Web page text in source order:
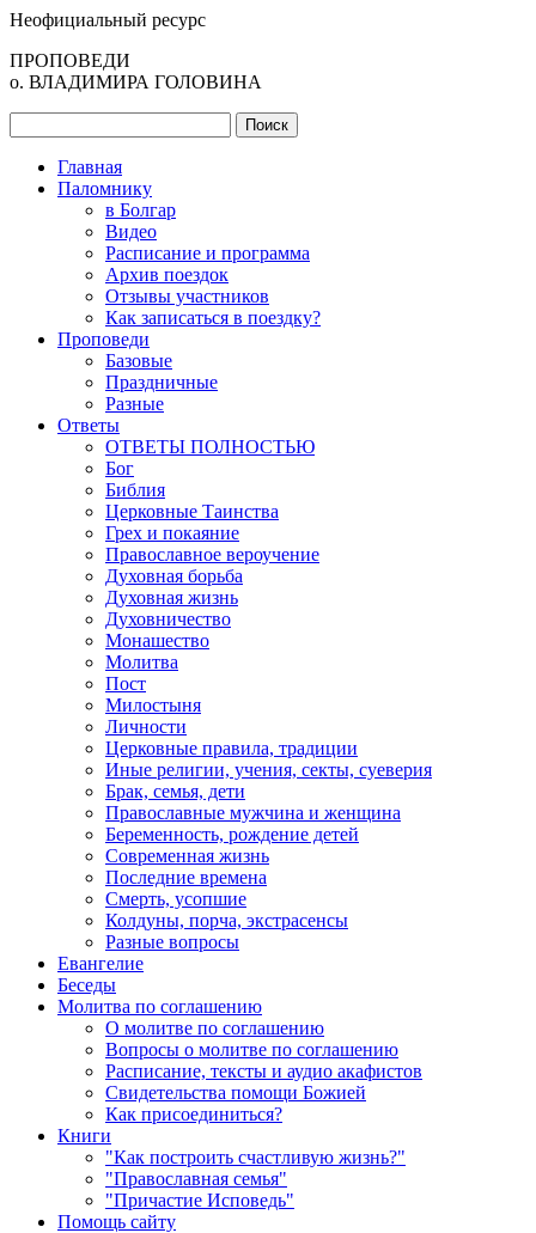
Неофициальный ресурс
ПРОПОВЕДИ
о. ВЛАДИМИРА ГОЛОВИНА
Главная
Паломнику
в Болгар
Видео
Расписание и программа
Архив поездок
Отзывы участников
Как записаться в поездку?
Проповеди
Базовые
Праздничные
Разные
Ответы
ОТВЕТЫ ПОЛНОСТЬЮ
Бог
Библия
Церковные Таинства
Грех и покаяние
Православное вероучение
Духовная борьба
Духовная жизнь
Духовничество
Монашество
Молитва
Пост
Милостыня
Личности
Церковные правила, традиции
Иные религии, учения, секты, суеверия
Брак, семья, дети
Православные мужчина и женщина
Беременность, рождение детей
Современная жизнь
Последние времена
Смерть, усопшие
Колдуны, порча, экстрасенсы
Разные вопросы
Евангелие
Беседы
Молитва по соглашению
О молитве по соглашению
Вопросы о молитве по соглашению
Расписание, тексты и аудио акафистов
Свидетельства помощи Божией
Как присоединиться?
Книги
"Как построить счастливую жизнь?"
"Православная семья"
"Причастие Исповедь"
Помощь сайту